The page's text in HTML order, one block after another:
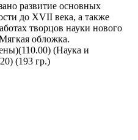
развитие основных
до XVII века, а также
творцов науки нового
обложка.
(Наука и
(193 гр.)